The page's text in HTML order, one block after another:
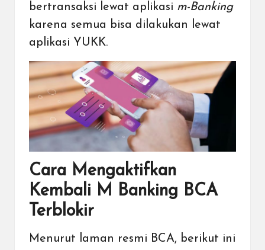
bertransaksi lewat aplikasi m-Banking
karena semua bisa dilakukan lewat
aplikasi YUKK.
Cara Mengaktifkan
Kembali M Banking BCA
Terblokir
Menurut laman resmi BCA, berikut ini